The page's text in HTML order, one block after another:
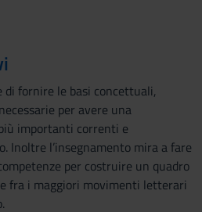
di fornire le basi concettuali,
per avere una
importanti correnti e
Inoltre l’insegnamento mira a fare
per costruire un quadro
fra i maggiori movimenti letterari